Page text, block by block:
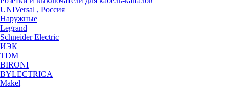
UNIVersal , Россия
Наружные
Legrand
Schneider Electric
ИЭК
TDM
BIRONI
BYLECTRICA
Makel